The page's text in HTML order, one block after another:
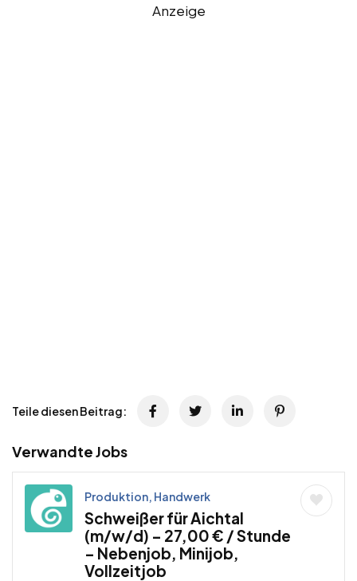
Anzeige
Teile diesen Beitrag:
Verwandte Jobs
Produktion, Handwerk
Schweißer für Aichtal
(m/w/d) – 27,00 € / Stunde
– Nebenjob, Minijob,
Vollzeitjob